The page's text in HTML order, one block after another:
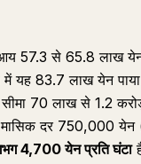
57.3 से 65.8 लाख
में यह 83.7 लाख येन
सीमा 70 लाख से 1.2
दर 750,000 येन
4,700 येन प्रति घंटा